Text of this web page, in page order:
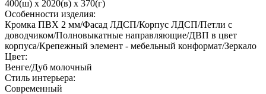
400(ш) x 2020(в) x 370(г)
Особенности изделия:
Кромка ПВХ 2 мм/Фасад ЛДСП/Корпус ЛДСП/Петли с
доводчиком/Полновыкатные направляющие/ДВП в цвет
корпуса/Крепежный элемент - мебельный конформат/Зеркало
Цвет:
Венге/Дуб молочный
Стиль интерьера:
Современный